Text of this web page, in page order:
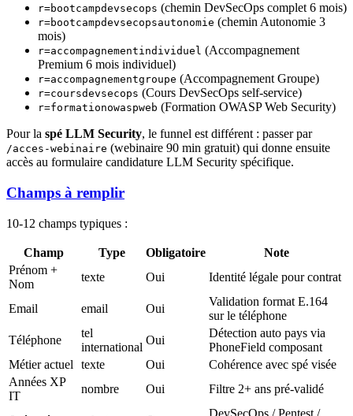
r=bootcampdevsecops (chemin DevSecOps complet 6 mois)
r=bootcampdevsecopsautonomie (chemin Autonomie 3
mois)
r=accompagnementindividuel (Accompagnement
Premium 6 mois individuel)
r=accompagnementgroupe (Accompagnement Groupe)
r=coursdevsecops (Cours DevSecOps self-service)
r=formationowaspweb (Formation OWASP Web Security)
Pour la spé LLM Security, le funnel est différent : passer par
/acces-webinaire (webinaire 90 min gratuit) qui donne ensuite
accès au formulaire candidature LLM Security spécifique.
Champs à remplir
10-12 champs typiques :
Champ Type Obligatoire
Note
Prénom +
Nom
texte Oui Identité légale pour contrat
Email email Oui
Validation format E.164
sur le téléphone
Téléphone
tel
international
Oui
Détection auto pays via
PhoneField composant
Métier actuel
texte Oui
Cohérence avec spé visée
Années XP
IT
nombre Oui Filtre 2+ ans pré-validé
DevSecOps / Pentest /